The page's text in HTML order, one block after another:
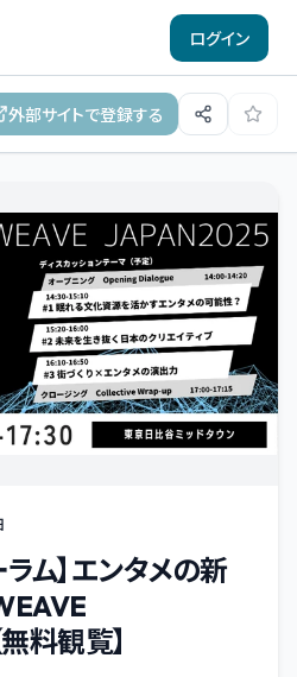
ログイン
外部サイトで登録する
ラム】エンタメの新
料観覧】